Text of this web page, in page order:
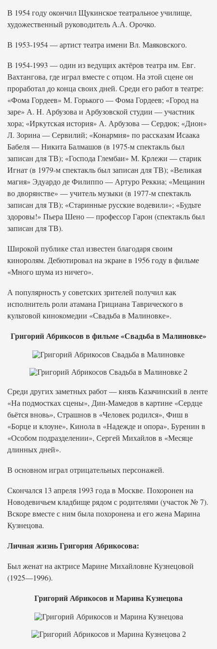
В 1954 году окончил Щукинское театральное училище,
художественный руководитель А.А. Орочко.
В 1953-1954 — артист театра имени Вл. Маяковского.
В 1954-1993 — один из ведущих актёров театра им. Евг.
Вахтангова, где играл вместе с отцом. На этой сцене он
проработал до конца своих дней. Среди его работ в театре:
«Фома Гордеев» М. Горького — Фома Гордеев; «Город на
заре» А. Н. Арбузова и Арбузовской студии — участник
хора; «Иркутская история» А. Арбузова — Сердюк; «Дион»
Л. Зорина — Сервилий; «Конармия» по рассказам Исаака
Бабеля — Никита Балмашов (в 1975-м спектакль был
записан для ТВ); «Господа Глембаи» М. Крлежи — старик
Игнат (в 1979-м спектакль был записан для ТВ); «Великая
магия» Эдуардо де Филиппо — Артуро Реккиа; «Мещанин
во дворянстве» — учитель музыки (в 1977-м спектакль
записан для ТВ); «Старинные русские водевили»; «Будьте
здоровы!» Пьера Шено — профессор Гарон (спектакль был
записан для ТВ).
Широкой публике стал известен благодаря своим
киноролям. Дебютировал на экране в 1956 году в фильме
«Много шума из ничего».
А популярность у советских зрителей получил как
исполнитель роли атамана Грициана Таврического в
культовой кинокомедии «Свадьба в Малиновке».
Григорий Абрикосов в фильме «Свадьба в Малиновке»
Среди других заметных работ — князь Казачинский в ленте
«На подмостках сцены», Дин-Мамедов в картине «Сердце
бьётся вновь», Страшнов в «Человек родился», Фиш в
«Борце и клоуне», Кинола в «Надежде и опора», Буренин в
«Особом подразделении», Сергей Михайлов в «Месяце
длинных дней».
В основном играл отрицательных персонажей.
Скончался 13 апреля 1993 года в Москве. Похоронен на
Новодевичьем кладбище рядом с родителями (участок № 7).
Вскоре вместе с ним была похоронена и его жена Марина
Кузнецова.
Личная жизнь Григория Абрикосова:
Был женат на актрисе Марине Михайловне Кузнецовой
(1925—1996).
Григорий Абрикосов и Марина Кузнецова